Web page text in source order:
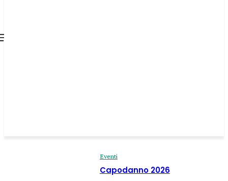
Eventi
Capodanno 2026